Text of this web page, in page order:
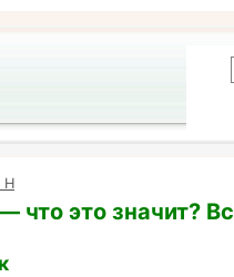
Н
что это значит?